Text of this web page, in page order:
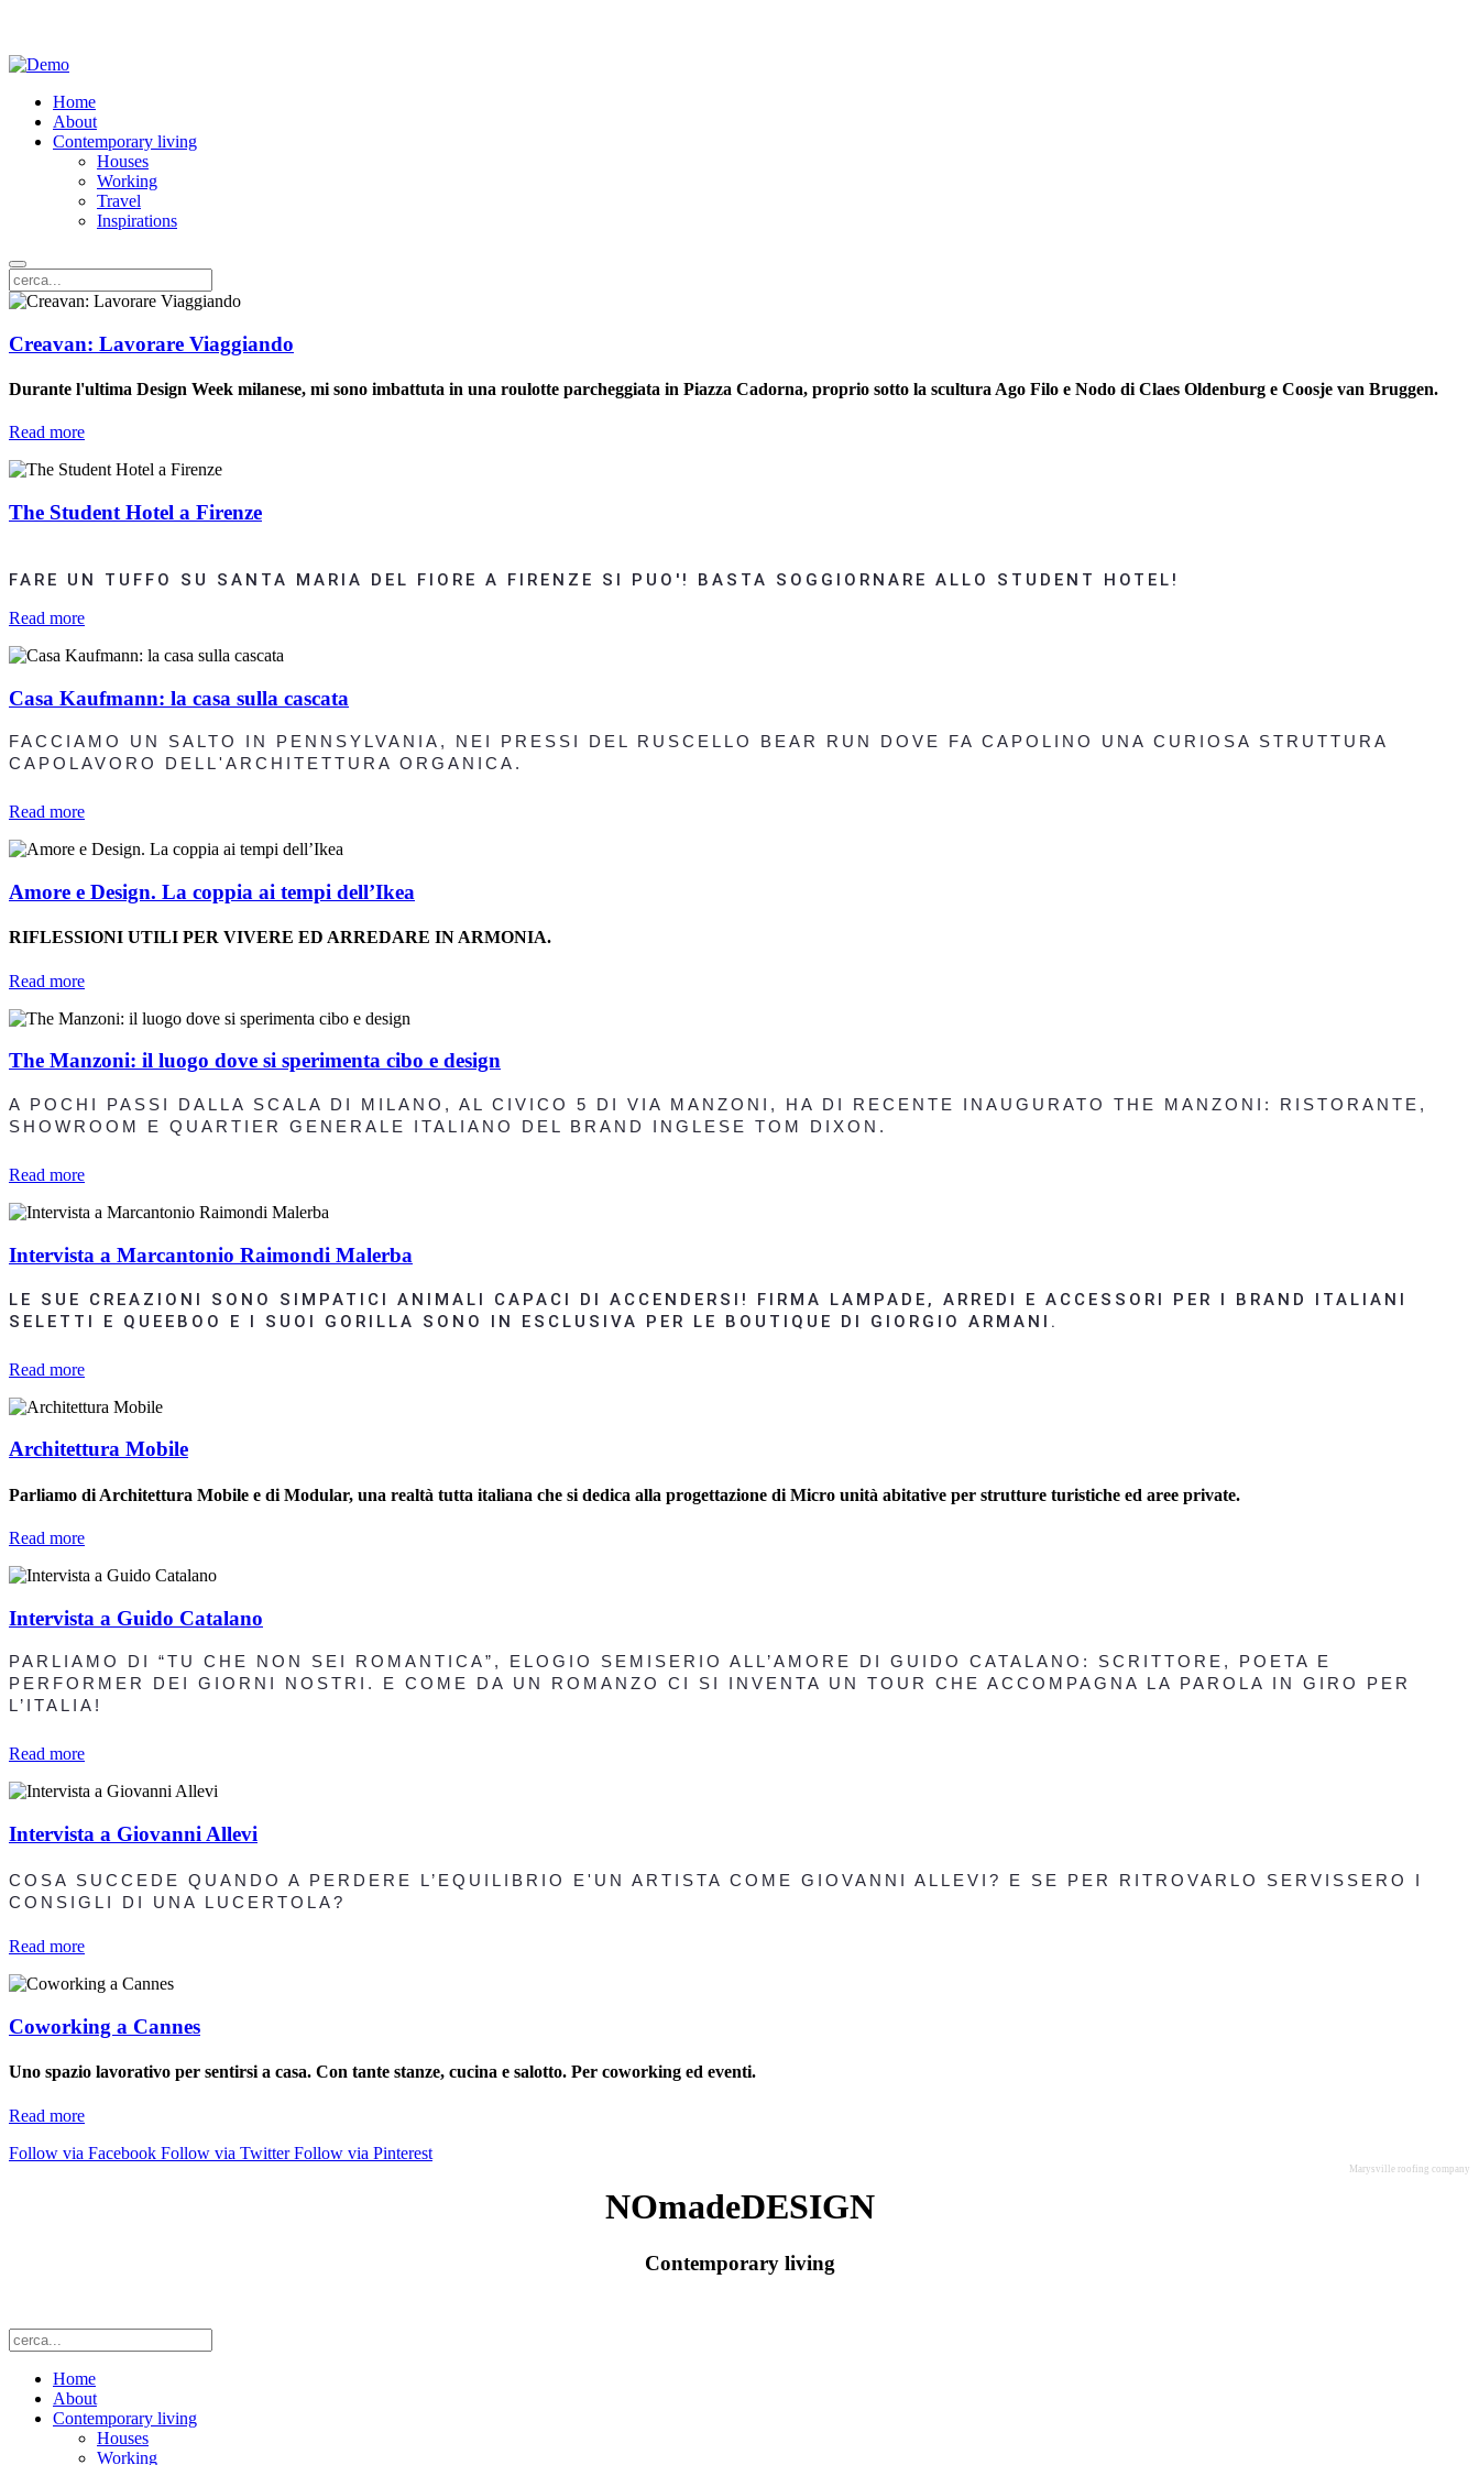
Home
About
Contemporary living
Houses
Working
Travel
Inspirations
Creavan: Lavorare Viaggiando
Durante l'ultima Design Week milanese, mi sono imbattuta in una roulotte parcheggiata in Piazza Cadorna, proprio sotto la scultura Ago Filo e Nodo di Claes Oldenburg e Coosje van Bruggen.
Read more
The Student Hotel a Firenze
FARE UN TUFFO SU SANTA MARIA DEL FIORE A FIRENZE SI PUO'! BASTA SOGGIORNARE ALLO STUDENT HOTEL!
Read more
Casa Kaufmann: la casa sulla cascata
FACCIAMO UN SALTO IN PENNSYLVANIA, NEI PRESSI DEL RUSCELLO BEAR RUN DOVE FA CAPOLINO UNA CURIOSA STRUTTURA
CAPOLAVORO DELL'ARCHITETTURA ORGANICA.
Read more
Amore e Design. La coppia ai tempi dell’Ikea
RIFLESSIONI UTILI PER VIVERE ED ARREDARE IN ARMONIA.
Read more
The Manzoni: il luogo dove si sperimenta cibo e design
A POCHI PASSI DALLA SCALA DI MILANO, AL CIVICO 5 DI VIA MANZONI, HA DI RECENTE INAUGURATO THE MANZONI: RISTORANTE,
SHOWROOM E QUARTIER GENERALE ITALIANO DEL BRAND INGLESE TOM DIXON.
Read more
Intervista a Marcantonio Raimondi Malerba
LE SUE CREAZIONI SONO SIMPATICI ANIMALI CAPACI DI ACCENDERSI! FIRMA LAMPADE, ARREDI E ACCESSORI PER I BRAND ITALIANI
SELETTI E QUEEBOO E I SUOI GORILLA SONO IN ESCLUSIVA PER LE BOUTIQUE DI GIORGIO ARMANI.
Read more
Architettura Mobile
Parliamo di Architettura Mobile e di Modular, una realtà tutta italiana che si dedica alla progettazione di Micro unità abitative per strutture turistiche ed aree private.
Read more
Intervista a Guido Catalano
PARLIAMO DI “TU CHE NON SEI ROMANTICA”, ELOGIO SEMISERIO ALL’AMORE DI GUIDO CATALANO: SCRITTORE, POETA E
PERFORMER DEI GIORNI NOSTRI. E COME DA UN ROMANZO CI SI INVENTA UN TOUR CHE ACCOMPAGNA LA PAROLA IN GIRO PER
L’ITALIA!
Read more
Intervista a Giovanni Allevi
COSA SUCCEDE QUANDO A PERDERE L’EQUILIBRIO E'UN ARTISTA COME GIOVANNI ALLEVI? E SE PER RITROVARLO SERVISSERO I
CONSIGLI DI UNA LUCERTOLA?
Read more
Coworking a Cannes
Uno spazio lavorativo per sentirsi a casa. Con tante stanze, cucina e salotto. Per coworking ed eventi.
Read more
Follow via Facebook Follow via Twitter Follow via Pinterest
Marysville roofing company
NOmadeDESIGN
Contemporary living
Home
About
Contemporary living
Houses
Working